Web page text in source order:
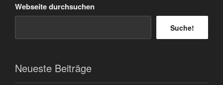
Webseite durchsuchen
Suche!
Neueste Beiträge